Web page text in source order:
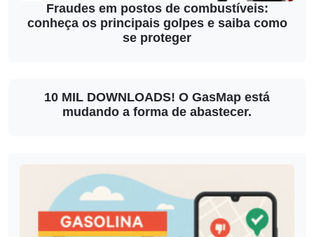
Fraudes em postos de combustíveis:
conheça os principais golpes e saiba como
se proteger
10 MIL DOWNLOADS! O GasMap está
mudando a forma de abastecer.